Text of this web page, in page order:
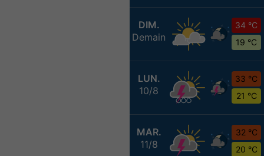
DIM.
Demain
34 °C
19 °C
LUN.
10/8
33 °C
21 °C
MAR.
11/8
32 °C
20 °C